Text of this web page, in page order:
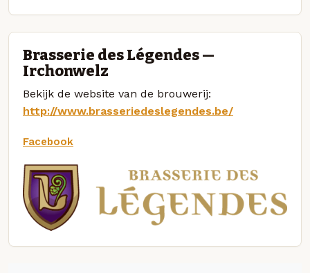
Brasserie des Légendes —
Irchonwelz
Bekijk de website van de brouwerij:
http://www.brasseriedeslegendes.be/
Facebook